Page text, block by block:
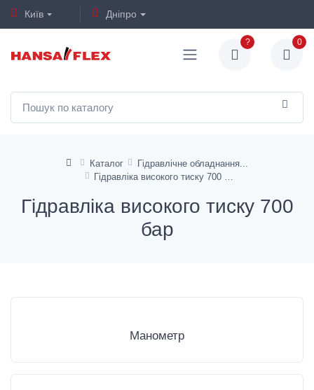
Київ Дніпро
? 0
Каталог
Гідравлічне обладнання
Гідравліка високого тиску 700
бар
Манометр